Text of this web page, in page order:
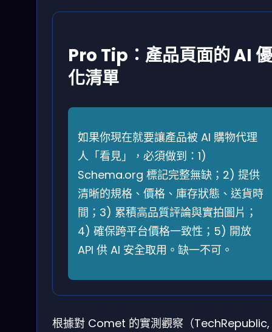
Pro Tip：產品頁面的 AI 優
化清單
如果你現在就要讓產品被 AI 購物代理
人「看見」，必須做到：1)
Schema.org 標記完整無缺；2) 提供
清晰的規格、價格、庫存狀態、送貨時
間；3) 累積高品質評論與實拍圖片；
4) 確保跨平台價格一致性；5) 開放
API 供 AI 安全取用。缺一不可。
根據對 Comet 的實測觀察（TechRepublic,